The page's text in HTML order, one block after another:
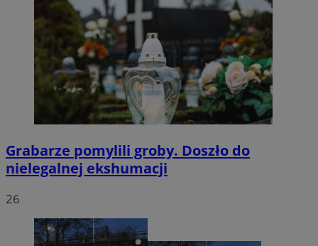
Grabarze pomylili groby. Doszło do
nielegalnej ekshumacji
26